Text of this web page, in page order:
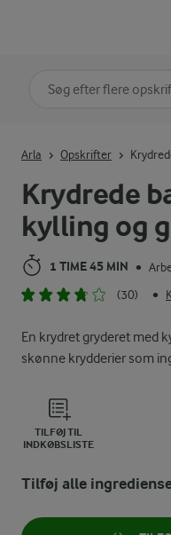
Krydrede
kylling og
1 TIME 45 MIN •
(30)
•
En krydret gryderet med
skønne krydderier som
TILFØJ TIL
INDKØBSLISTE
Arla Opskrifter
Tilføj alle
Søg på kategori